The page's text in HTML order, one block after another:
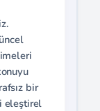
bir
eleştirel